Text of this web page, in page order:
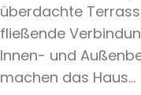
überdachte
fließende
Innen- und
machen das Haus...